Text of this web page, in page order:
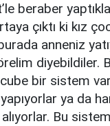
beraber
çıktı ki kız
anneniz
diyebildiler.
bir sistem
ya da
Bu